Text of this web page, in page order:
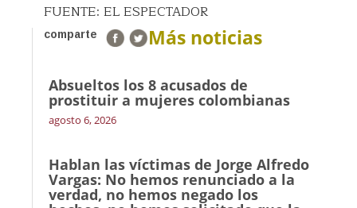
FUENTE: EL ESPECTADOR
comparte Más noticias
Absueltos los 8 acusados de
prostituir a mujeres colombianas
agosto 6, 2026
Hablan las víctimas de Jorge Alfredo
Vargas: No hemos renunciado a la
verdad, no hemos negado los